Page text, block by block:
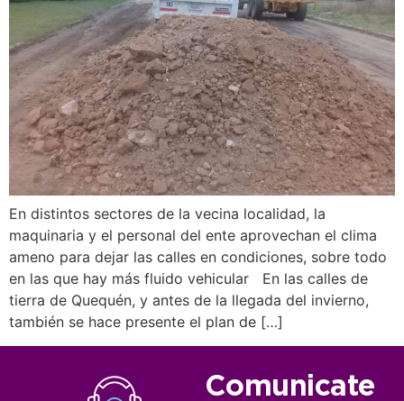
En distintos sectores de la vecina localidad, la
maquinaria y el personal del ente aprovechan el clima
ameno para dejar las calles en condiciones, sobre todo
en las que hay más fluido vehicular En las calles de
tierra de Quequén, y antes de la llegada del invierno,
también se hace presente el plan de […]
Comunicate